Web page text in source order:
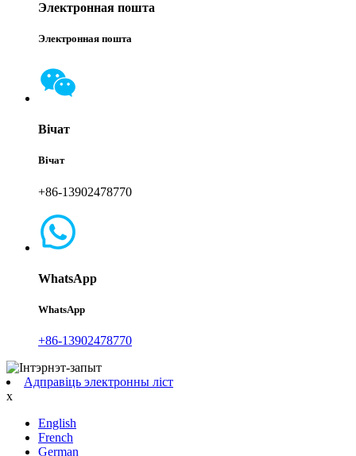
Электронная пошта
Электронная пошта
Вічат
Вічат
+86-13902478770
WhatsApp
WhatsApp
+86-13902478770
Адправіць электронны ліст
x
English
French
German